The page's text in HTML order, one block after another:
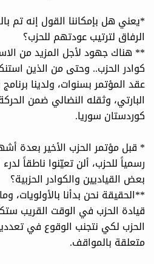
*يعني هل بإمكاننا القول إنه تم
الرفاق لترتيب عودتهم للحزب؟
** هناك جهود لأجل المزيد من
كوادر الحزب.. وحتى من الذين
عقد المؤتمر بسنوات، ولدينا
البارتي، وثقله النضالي ضمن
كوردستان سوريا.
* قبل مؤتمر الحزب الأخير بعدة
رسمياً للحزب، ألن تعيّنوا ناطقاً
بعض القياديين والكوادر الحزبية؟
**الحقيقة نحن بدأنا بالأولويات،
قيادة الحزب في الوقت القريب
الحزب لكي نتجنب الوقوع في
متعلقة بالمواقف.